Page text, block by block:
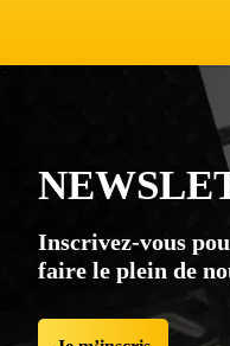
Inscrivez-vous
faire le plein de